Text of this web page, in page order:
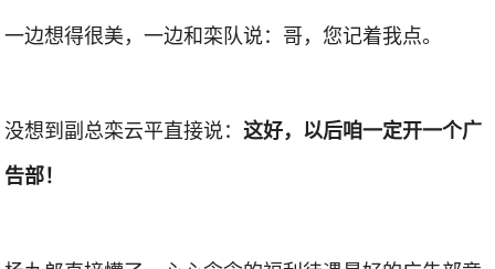
一边想得很美，一边和栾队说：哥，您记着我点。
没想到副总栾云平直接说：这好，以后咱一定开一个广
告部！